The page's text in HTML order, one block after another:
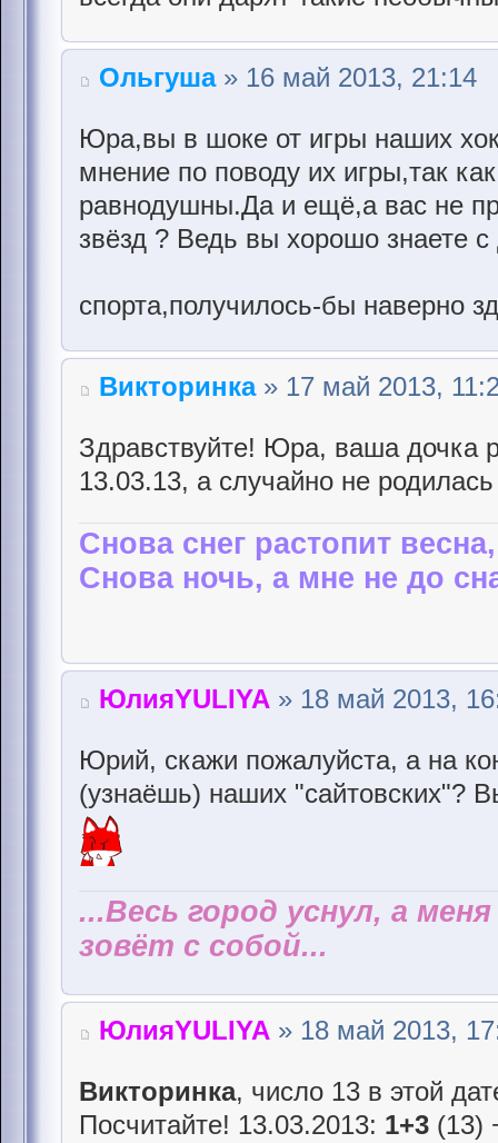
Ольгуша» 16 май 2013, 21:14
Юра,вы в шоке от игры наших
мнение по поводу их игры,так
равнодушны.Да и ещё,а вас не
звёзд ? Ведь вы хорошо знаете с
спорта,получилось-бы наверно
Викторинка» 17 май 2013,
Здравствуйте! Юра, ваша дочка
13.03.13, а случайно не
Снова снег растопит
Снова ночь, а мне не до
ЮлияYULIYA » 18 май 2013,
Юрий, скажи пожалуйста, а на
(узнаёшь) наших "сайтовских"?
...Весь город уснул, а
зовёт с собой...
ЮлияYULIYA » 18 май 2013,
Викторинка, число 13 в этой
Посчитайте! 13.03.2013: 1+3 (13)